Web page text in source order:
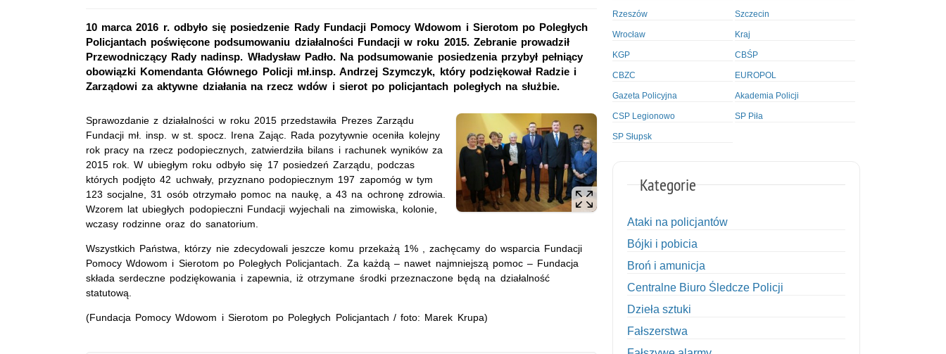
10 marca 2016 r. odbyło się posiedzenie Rady Fundacji Pomocy Wdowom i Sierotom po Poległych
Policjantach poświęcone podsumowaniu działalności Fundacji w roku 2015. Zebranie prowadził
Przewodniczący Rady nadinsp. Władysław Padło. Na podsumowanie posiedzenia przybył pełniący
obowiązki Komendanta Głównego Policji mł.insp. Andrzej Szymczyk, który podziękował Radzie i
Zarządowi za aktywne działania na rzecz wdów i sierot po policjantach poległych na służbie.
Sprawozdanie z działalności w roku 2015 przedstawiła Prezes Zarządu
Fundacji mł. insp. w st. spocz. Irena Zając. Rada pozytywnie oceniła kolejny
rok pracy na rzecz podopiecznych, zatwierdziła bilans i rachunek wyników za
2015 rok. W ubiegłym roku odbyło się 17 posiedzeń Zarządu, podczas
których podjęto 42 uchwały, przyznano podopiecznym 197 zapomóg w tym
123 socjalne, 31 osób otrzymało pomoc na naukę, a 43 na ochronę zdrowia.
Wzorem lat ubiegłych podopieczni Fundacji wyjechali na zimowiska, kolonie,
wczasy rodzinne oraz do sanatorium.
Wszystkich Państwa, którzy nie zdecydowali jeszcze komu przekażą 1% , zachęcamy do wsparcia Fundacji
Pomocy Wdowom i Sierotom po Poległych Policjantach. Za każdą – nawet najmniejszą pomoc – Fundacja
składa serdeczne podziękowania i zapewnia, iż otrzymane środki przeznaczone będą na działalność
statutową.
(Fundacja Pomocy Wdowom i Sierotom po Poległych Policjantach / foto: Marek Krupa)
Rzeszów Szczecin
Wrocław Kraj
KGP CBŚP
CBZC EUROPOL
Gazeta Policyjna Akademia Policji
CSP Legionowo SP Piła
SP Słupsk
Kategorie
Ataki na policjantów
Bójki i pobicia
Broń i amunicja
Centralne Biuro Śledcze Policji
Dzieła sztuki
Fałszerstwa